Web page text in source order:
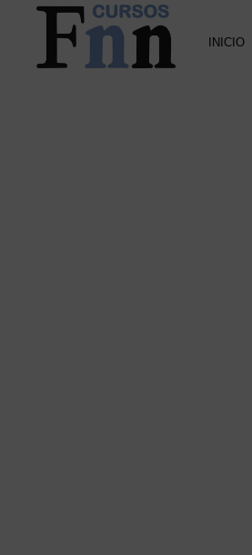
Saltar
Saltar
Saltar
INICIO